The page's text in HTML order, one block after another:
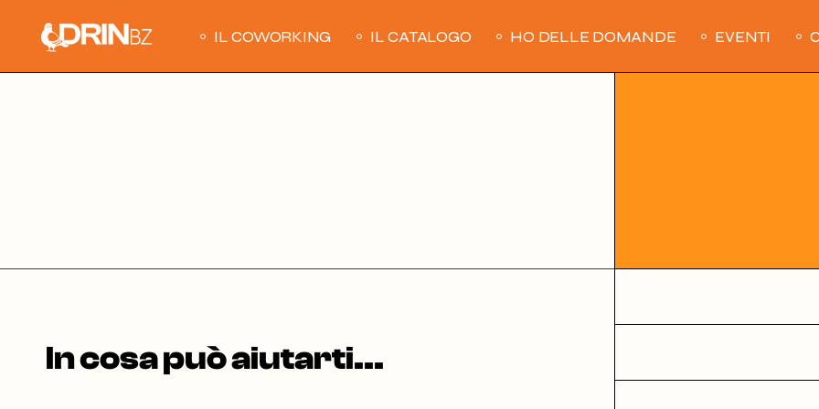
content
IL COWORKING IL CATALOGO HO DELLE DOMANDE EVENTI
In cosa può aiutarti...